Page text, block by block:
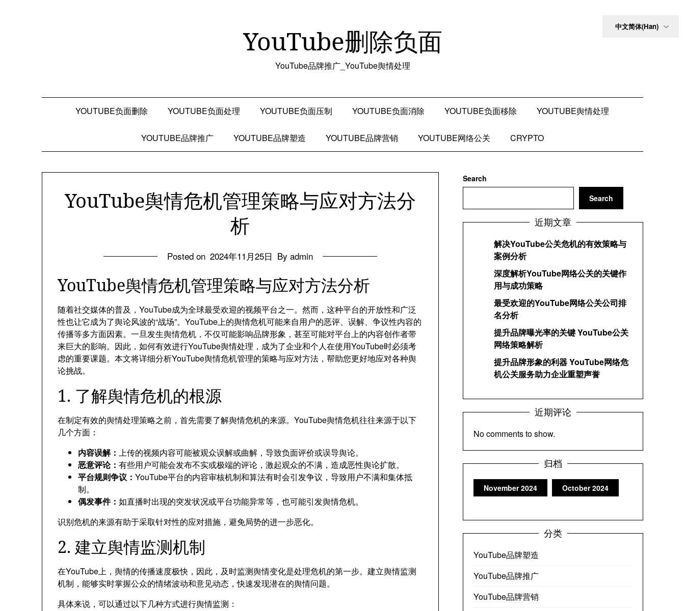
YouTube删除负面
YouTube品牌推广_YouTube舆情处理
YOUTUBE负面删除 YOUTUBE负面处理 YOUTUBE负面压制 YOUTUBE负面消除 YOUTUBE负面移除 YOUTUBE舆情处理
YOUTUBE品牌推广 YOUTUBE品牌塑造 YOUTUBE品牌营销 YOUTUBE网络公关 CRYPTO
YouTube舆情危机管理策略与应对方法分
析
Posted on 2024年11月25日 By admin
YouTube舆情危机管理策略与应对方法分析
随着社交媒体的普及 ， YouTube成为全球最受欢迎的视频平台之一。 然而 ， 这种平台的开放性和广泛
性也让它成为了舆论风波的“战场”。 YouTube上的舆情危机可能来自用户的恶评、 误解、 争议性内容的
传播等多方面因素。 一旦发生舆情危机 ， 不仅可能影响品牌形象 ， 甚至可能对平台上的内容创作者带
来巨大的影响。 因此 ， 如何有效进行YouTube舆情处理 ， 成为了企业和个人在使用YouTube时必须考
虑的重要课题。 本文将详细分析YouTube舆情危机管理的策略与应对方法 ， 帮助您更好地应对各种舆
论挑战。
1. 了解舆情危机的根源
在制定有效的舆情处理策略之前 ， 首先需要了解舆情危机的来源。 YouTube舆情危机往往来源于以下
几个方面 ：
内容误解： 上传的视频内容可能被观众误解或曲解 ， 导致负面评价或误导舆论。
恶意评论： 有些用户可能会发布不实或极端的评论 ， 激起观众的不满 ， 造成恶性舆论扩散。
平台规则争议 ： YouTube平台的内容审核机制和算法有时会引发争议 ， 导致用户不满和集体抵
制。
偶发事件： 如直播时出现的突发状况或平台功能异常等 ， 也可能引发舆情危机。
识别危机的来源有助于采取针对性的应对措施 ， 避免局势的进一步恶化。
2. 建立舆情监测机制
在YouTube上 ， 舆情的传播速度极快 ， 因此 ， 及时监测舆情变化是处理危机的第一步。 建立舆情监测
机制 ， 能够实时掌握公众的情绪波动和意见动态 ，快速发现潜在的舆情问题。
具体来说 ， 可以通过以下几种方式进行舆情监测 ：
Search
Search
近期文章
解决YouTube公关危机的有效策略与
案例分析
深度解析YouTube网络公关的关键作
用与成功策略
最受欢迎的YouTube网络公关公司排
名分析
提升品牌曝光率的关键 YouTube公关
网络策略解析
提升品牌形象的利器 YouTube网络危
机公关服务助力企业重塑声誉
近期评论
No comments to show.
归档
November2024 October2024
分类
YouTube品牌塑造
YouTube品牌推广
YouTube品牌营销